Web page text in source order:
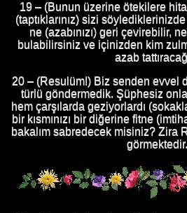
19 – (Bunun üzerine ötekilere
(taptıklarınız) sizi söylediklerinizde
ne (azabınızı) geri çevirebilir,
bulabilirsiniz ve içinizden kim
azab
20 – (Resulüm!) Biz senden evvel
türlü göndermedik. Şüphesiz
hem çarşılarda geziyorlardı
bir kısmınızı bir diğerine fitne
bakalım sabredecek misiniz? Zira
görmektedir.